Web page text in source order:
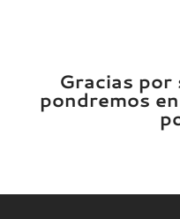
Gracias
pondremos